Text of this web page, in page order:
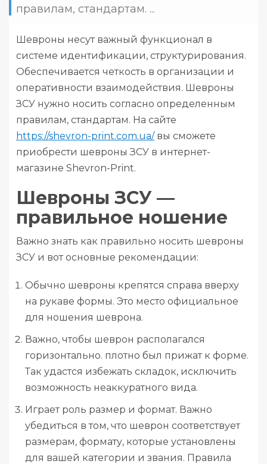
правилам, стандартам. ...
Шевроны несут важный функционал в
системе идентификации, структурирования.
Обеспечивается четкость в организации и
оперативности взаимодействия. Шевроны
ЗСУ нужно носить согласно определенным
правилам, стандартам. На сайте
https://shevron-print.com.ua/вы сможете
приобрести шевроны ЗСУ в интернет-
магазине Shevron-Print.
Шевроны ЗСУ —
правильное ношение
Важно знать как правильно носить шевроны
ЗСУ и вот основные рекомендации:
Обычно шевроны крепятся справа вверху
на рукаве формы. Это место официальное
для ношения шеврона.
Важно, чтобы шеврон располагался
горизонтально. плотно был прижат к форме.
Так удастся избежать складок, исключить
возможность неаккуратного вида.
Играет роль размер и формат. Важно
убедиться в том, что шеврон соответствует
размерам, формату, которые установлены
для вашей категории и звания. Правила